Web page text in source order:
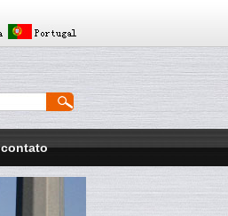
contato